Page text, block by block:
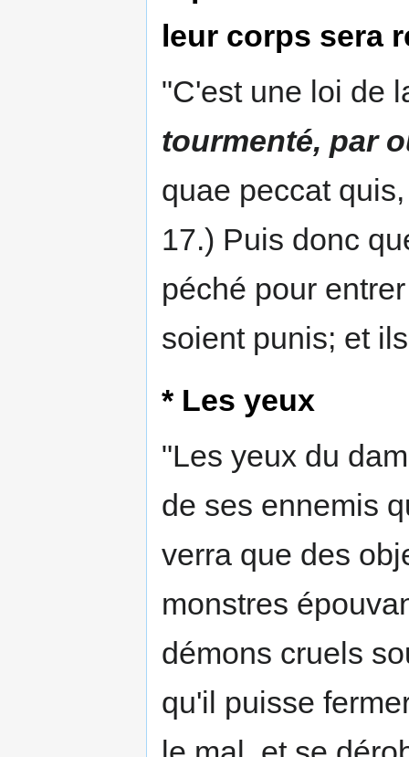
leur corps sera
"C'est une loi de
tourmenté, par
quae peccat
17.) Puis donc
péché pour
soient punis; et
* Les yeux
"Les yeux du
de ses ennemis
verra que des
monstres
démons cruels
qu'il puisse